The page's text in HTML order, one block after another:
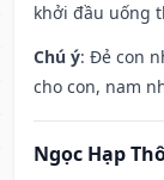
khởi đầu uống
Chú ý: Đẻ con
cho con, nam
Ngọc Hạp